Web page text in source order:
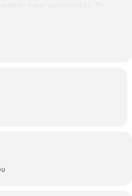
τους νοοτροπίας. Το
θα πραγματοποιηθεί
στις 10.00 το πρωί.